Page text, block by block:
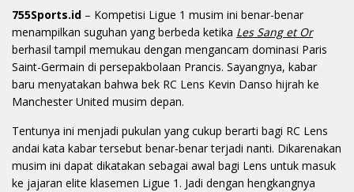
755Sports.id – Kompetisi Ligue 1 musim ini benar-benar
menampilkan suguhan yang berbeda ketika Les Sang et Or
berhasil tampil memukau dengan mengancam dominasi Paris
Saint-Germain di persepakbolaan Prancis. Sayangnya, kabar
baru menyatakan bahwa bek RC Lens Kevin Danso hijrah ke
Manchester United musim depan.
Tentunya ini menjadi pukulan yang cukup berarti bagi RC Lens
andai kata kabar tersebut benar-benar terjadi nanti. Dikarenakan
musim ini dapat dikatakan sebagai awal bagi Lens untuk masuk
ke jajaran elite klasemen Ligue 1. Jadi dengan hengkangnya